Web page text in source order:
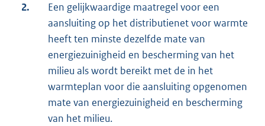
2.
Een gelijkwaardige maatregel voor een
aansluiting op het distributienet voor warmte
heeft ten minste dezelfde mate van
energiezuinigheid en bescherming van het
milieu als wordt bereikt met de in het
warmteplan voor die aansluiting opgenomen
mate van energiezuinigheid en bescherming
van het milieu.